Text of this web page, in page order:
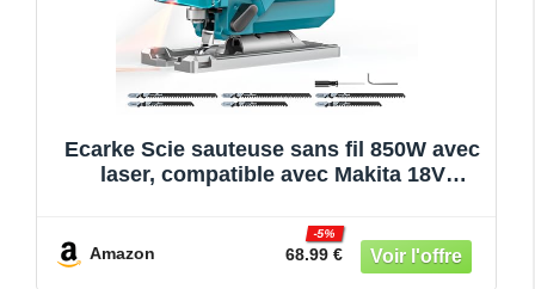
Ecarke Scie sauteuse sans fil 850W avec
laser, compatible avec Makita 18V
45°, 3 modes pendulaires, vitesse
réglable,6 lames incluses pour bois(sans
Amazon 68.99 €
-5%